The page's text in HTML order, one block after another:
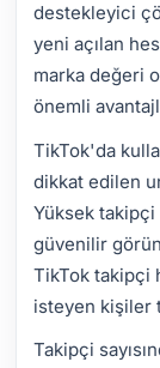
destekleyici
yeni açılan
marka değeri
önemli
TikTok'da
dikkat edilen
Yüksek takipçi
güvenilir
TikTok takipçi
isteyen kişiler
Takipçi